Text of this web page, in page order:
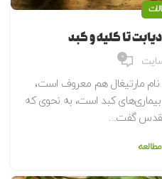
تا کلیه و کبد
0
نام مارتیغال هم معروف است،
کبد است، به نحوی که
گفت...